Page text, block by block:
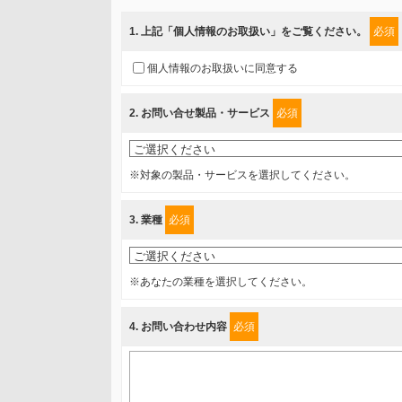
ご入力頂いたお客様の情報は、個人情報保護方針に則
得たいと存じますので、宜しくお願い申し上げます。
富士ソフト株式会社
個人情報保護管理担当役員
〒231-8008 神奈川県横浜市中区桜木町1-1
1.当社が取り扱う商品・サービスに関するご案内
2.当社が開催（主催・共催・協賛）するセミナーなど
1. 上記「個人情報のお取扱い」をご覧ください。 必須
個人情報のお取扱いに同意する
2. お問い合せ製品・サービス 必須
※対象の製品・サービスを選択してください。
3. 業種 必須
※あなたの業種を選択してください。
4. お問い合わせ内容 必須